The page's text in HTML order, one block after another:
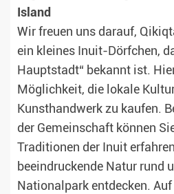
Island
Wir freuen uns darauf,
ein kleines Inuit-Dörfchen,
Hauptstadt“ bekannt ist.
Möglichkeit, die lokale
Kunsthandwerk zu kaufen.
der Gemeinschaft können
Traditionen der Inuit
beeindruckende Natur rund
Nationalpark entdecken.